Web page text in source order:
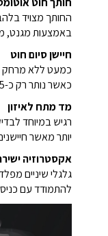
החותך מצויד
באמצעות מגנט,
חיישן סיום חוט
כמעט ללא מרחק
כאשר נותר רק כ-2.5 ס"מ. כך יש מעט מאוד בזבוז.
מד מתח לאיזון
רגיש במיוחד
יותר מאשר
אקסטרוזיה
גלגלי שיניים
להתמודד עם